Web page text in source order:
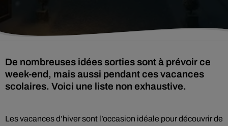
De nombreuses idées sorties sont à prévoir ce
week-end, mais aussi pendant ces vacances
scolaires. Voici une liste non exhaustive.
Les vacances d’hiver sont l’occasion idéale pour découvrir de